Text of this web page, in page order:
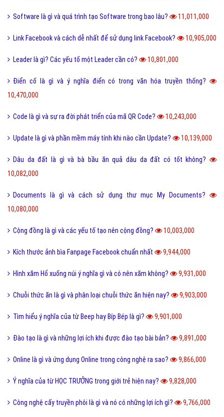
Software là gì và quá trình tạo Software trong bao lâu? 11,011,000
Link Facebook và cách dễ nhất để sử dụng link Facebook? 10,905,000
Leader là gì? Các yếu tố một Leader cần có? 10,801,000
Điển cố là gì và ý nghĩa điển có trong văn hóa truyền thống?
10,470,000
Code là gì và sự ra đời phát triển của mã QR Code? 10,243,000
Update là gì và phần mềm máy tính khi nào cần Update? 10,139,000
Dâu da đất là gì và bà bầu ăn quả dâu da đất có tốt không?
10,082,000
Documents là gì và cách sử dụng thư mục My Documents?
10,080,000
Cộng đồng là gì và các yếu tố tạo nên cộng đồng? 10,003,000
Kích thước ảnh bìa Fanpage Facebook chuẩn nhất 9,944,000
Hình xăm Hổ xuống núi ý nghĩa gì và có nên xăm không? 9,931,000
Chuỗi thức ăn là gì và phân loại chuỗi thức ăn hiện nay? 9,903,000
Tìm hiểu ý nghĩa của từ Beep hay Bíp Bép là gì? 9,901,000
Đào tạo là gì và những lợi ích khi được đào tạo bài bản? 9,891,000
Online là gì và ứng dụng Online trong công nghệ ra sao? 9,866,000
Ý nghĩa của từ HỌC TRƯỞNG trong giới trẻ hiện nay? 9,828,000
Công nghệ cấy truyền phôi là gì và nó có những lợi ích gì? 9,766,000